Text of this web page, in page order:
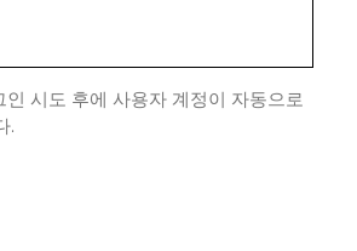
인 시도 후에 사용자 계정이 자동으로
.